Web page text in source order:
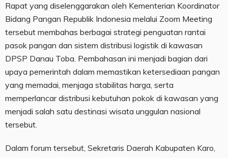
Rapat yang diselenggarakan oleh Kementerian Koordinator
Bidang Pangan Republik Indonesia melalui Zoom Meeting
tersebut membahas berbagai strategi penguatan rantai
pasok pangan dan sistem distribusi logistik di kawasan
DPSP Danau Toba. Pembahasan ini menjadi bagian dari
upaya pemerintah dalam memastikan ketersediaan pangan
yang memadai, menjaga stabilitas harga, serta
memperlancar distribusi kebutuhan pokok di kawasan yang
menjadi salah satu destinasi wisata unggulan nasional
tersebut.
Dalam forum tersebut, Sekretaris Daerah Kabupaten Karo,